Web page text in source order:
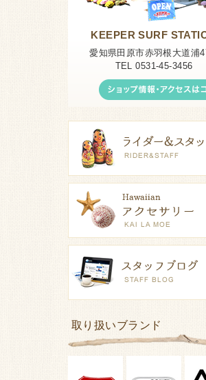
KEEPER SURF
愛知県田原市赤羽根大道浦
TEL 0531-45-3456
取り扱いブランド